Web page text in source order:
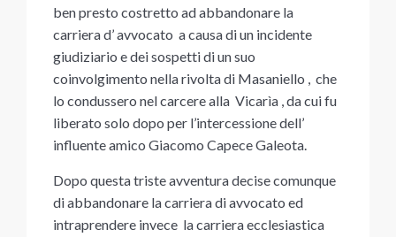
ben presto costretto ad abbandonare la
carriera d’ avvocato a causa di un incidente
giudiziario e dei sospetti di un suo
coinvolgimento nella rivolta di Masaniello , che
lo condussero nel carcere alla Vicarìa , da cui fu
liberato solo dopo per l’intercessione dell’
influente amico Giacomo Capece Galeota.
Dopo questa triste avventura decise comunque
di abbandonare la carriera di avvocato ed
intraprendere invece la carriera ecclesiastica